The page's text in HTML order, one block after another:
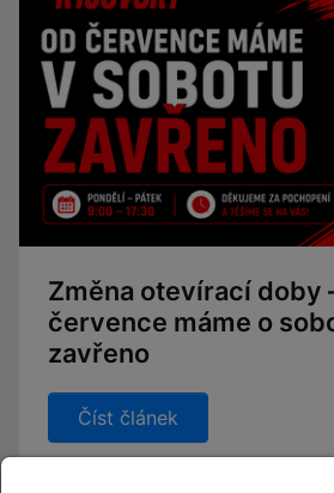
Změna otevírací doby
července máme o
zavřeno
Číst článek